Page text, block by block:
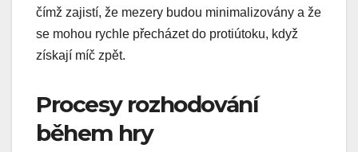
čímž zajistí, že mezery budou minimalizovány a že
se mohou rychle přecházet do protiútoku, když
získají míč zpět.
Procesy rozhodování
během hry